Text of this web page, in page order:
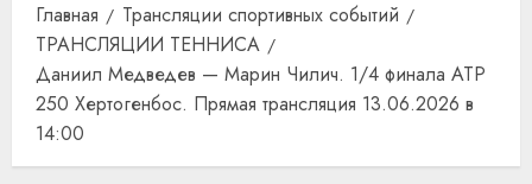
Главная
Трансляции спортивных событий
ТРАНСЛЯЦИИ ТЕННИСА
Даниил Медведев — Марин Чилич. 1/4 финала ATP
250 Хертогенбос. Прямая трансляция 13.06.2026 в
14:00